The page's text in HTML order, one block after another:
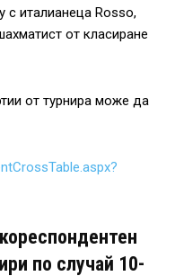
с италианеца Rosso,
от класиране
от турнира може да
по случай 10-